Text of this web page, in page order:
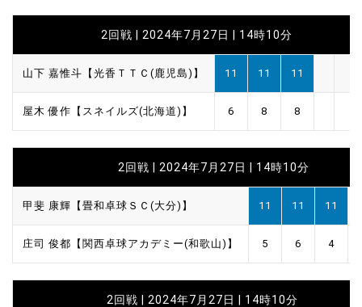
2回戦 | 2024年7月27日 | 14時10分
山下 嘉惟斗【光香ＴＴＣ(鹿児島)】 11 11 11
屋木 優作【スネイルズ(北海道)】 6 8 8
2回戦 | 2024年7月27日 | 14時10分
甲斐 康輝【畳和卓球ＳＣ(大分)】 11 11 11
庄司 俊都【関西卓球アカデミー(和歌山)】 5 6 4
2回戦 | 2024年7月27日 | 14時10分